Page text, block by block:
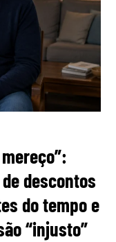
descontos
do tempo e
“injusto”